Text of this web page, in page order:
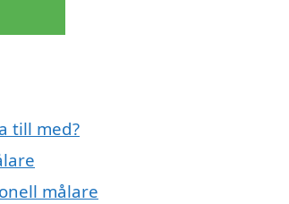
till med?
målare